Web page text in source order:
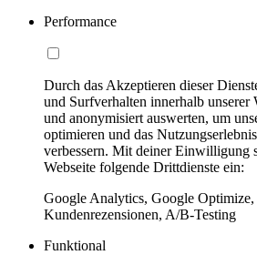
Performance
Durch das Akzeptieren dieser
und Surfverhalten innerhalb unserer
und anonymisiert auswerten, um
optimieren und das
verbessern. Mit deiner Einwilligung
Webseite folgende Drittdienste ein:
Google Analytics, Google
Kundenrezensionen, A/B-Testing
Funktional